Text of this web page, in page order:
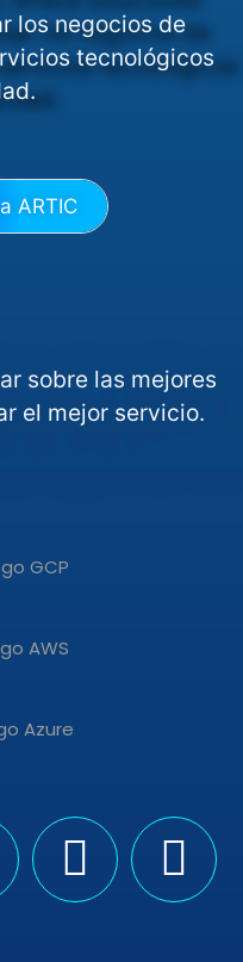
los negocios de
tecnológicos
ARTIC
sobre las mejores
el mejor servicio.